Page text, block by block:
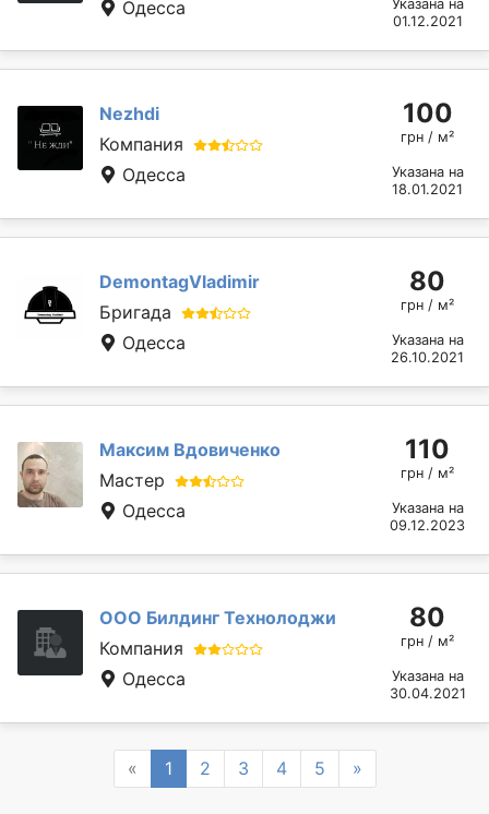
Одесса
Указана на
01.12.2021
Nezhdi
Компания
Одесса
100
грн / м²
Указана на
18.01.2021
DemontagVladimir
Бригада
Одесса
80
грн / м²
Указана на
26.10.2021
Максим Вдовиченко
Мастер
Одесса
110
грн / м²
Указана на
09.12.2023
ООО Билдинг Технолоджи
Компания
Одесса
80
грн / м²
Указана на
30.04.2021
« Previous
1 2 3 4 5 »Next